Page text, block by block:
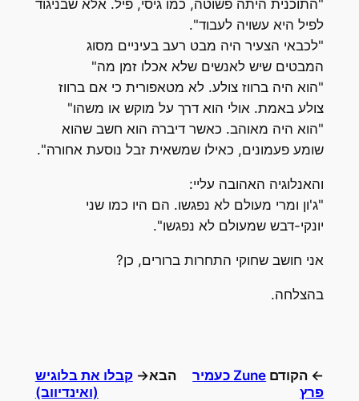
"התוכנית היתה פשוטה, כמו גיסי, פיל. אלא שבניגוד
לפיל היא עשויה לעבוד".
"לכבאי הצעיר היה מבט רעב בעיניים מסוג
המבטים שיש לאנשים שלא אכלו זמן מה"
"הוא היה ברווז צולע. לא מטאפורית כי אם ברווז
צולע באמת. אולי הוא דרך על מוקש או משהו"
"הוא היה מאוהב. כאשר דיברה הוא חשב שהוא
שומע פעמונים, כאילו שמשאית זבל נוסעת אחורה".
והאנלוגיה האהובה עליי:
"ג'ון ומרי מעולם לא נפגשו. הם היו כמו שני
יונקי-דבש שמעולם לא נפגשו".
אני חושב שחוקי התחרות ברורים, כן?
בהצלחה.
← הקודם
Zune כעמיר
פרץ
הבא→ קבלו את בלוגיש
(ואינדיווב)